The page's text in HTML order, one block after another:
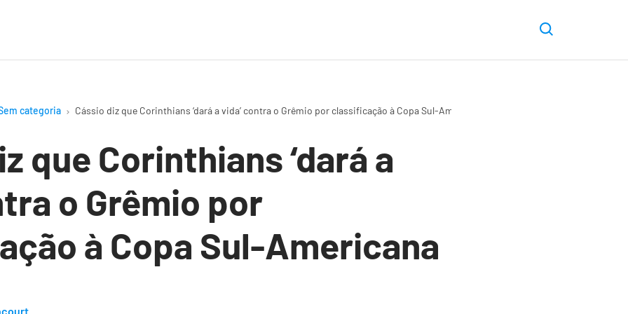
categoria Cássio diz que Corinthians ‘dará a vida’ contra o Grêmio por classificação à Copa Sul-Americana
que Corinthians ‘dará a
o Grêmio por
à Copa Sul-Americana